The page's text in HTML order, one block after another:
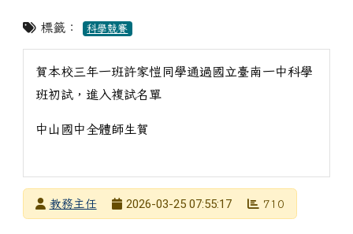
標籤： 科學競賽
賀本校三年一班許家愷同學通過國立臺南一中科學
班初試，進入複試名單
中山國中全體師生賀
發布者教務主任
2026-03-25 07:55:17 710